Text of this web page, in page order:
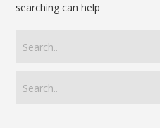
searching can help